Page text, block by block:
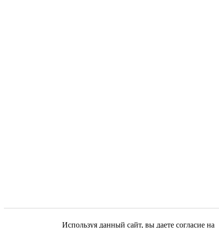
Используя данный сайт, вы даете согласие на